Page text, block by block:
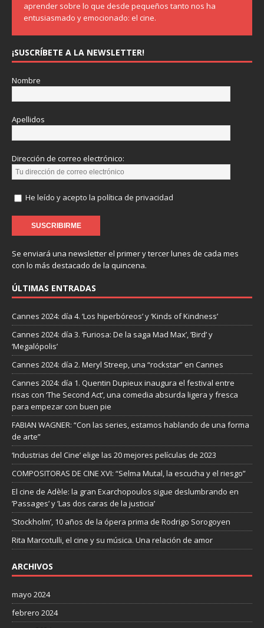
aprender sobre lo que desde pequeños tanto nos ha
entusiasmado y emocionado: el cine.
¡SUSCRÍBETE A LA NEWSLETTER!
Nombre
Apellidos
Dirección de correo electrónico:
He leído y acepto la política de privacidad
Se enviará una newsletter el primer y tercer lunes de cada mes
con lo más destacado de la quincena.
ÚLTIMAS ENTRADAS
Cannes 2024: día 4. ‘Los hiperbóreos’ y ‘Kinds of Kindness’
Cannes 2024: día 3. ‘Furiosa: De la saga Mad Max’, ‘Bird’ y
‘Megalópolis’
Cannes 2024: día 2. Meryl Streep, una “rockstar” en Cannes
Cannes 2024: día 1. Quentin Dupieux inaugura el festival entre
risas con ‘The Second Act’, una comedia absurda ligera y fresca
para empezar con buen pie
FABIAN WAGNER: “Con las series, estamos hablando de una forma
de arte”
‘Industrias del Cine’ elige las 20 mejores películas de 2023
COMPOSITORAS DE CINE XVI: “Selma Mutal, la escucha y el riesgo”
El cine de Adèle: la gran Exarchopoulos sigue deslumbrando en
’Passages’ y ’Las dos caras de la justicia’
‘Stockholm’, 10 años de la ópera prima de Rodrigo Sorogoyen
Rita Marcotulli, el cine y su música. Una relación de amor
ARCHIVOS
mayo 2024
febrero 2024